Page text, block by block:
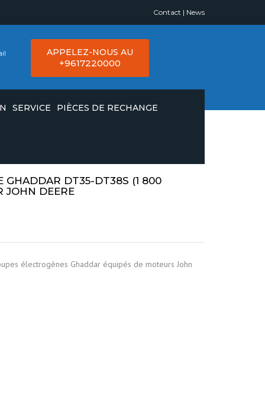
Contact | News
APPELEZ-NOUS AU
+9617220000
SERVICE PIÈCES DE RECHANGE
GHADDAR DT35-DT38S (1 800
JOHN DEERE
électrogènes Ghaddar équipés de moteurs John